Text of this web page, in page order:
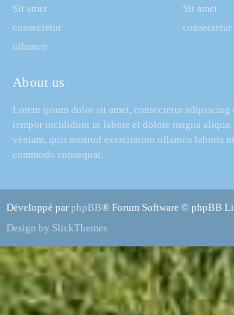
Sit amet
consectetur
ullamco
Sit amet
consectetur
About us
Lorem ipsum dolor sit amet, consectetur adipiscing
tempor incididunt ut labore et dolore magna
veniam, quis nostrud exercitation ullamco laboris
commodo consequat.
Développé parphpBB® Forum Software © phpBB
Design by SlickThemes